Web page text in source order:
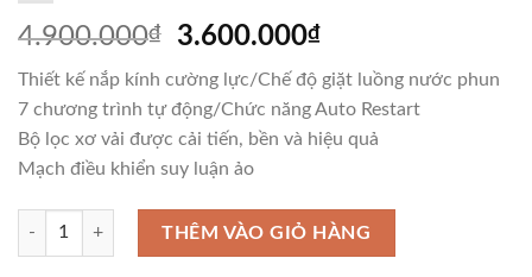
4.900.000₫
Giá
là:
4.900.000₫.
3.600.000₫Giá
hiện
tại
là:
3.600.000₫.
Thiết kế nắp kính cường lực/Chế độ giặt luồng nước phun
7 chương trình tự động/Chức năng Auto Restart
Bộ lọc xơ vải được cải tiến, bền và hiệu quả
Mạch điều khiển suy luận ảo
Máy giặt lồng đứng AQua 7.2 Kg AQW-S72CT.H2 số lượng
THÊM VÀO GIỎ HÀNG